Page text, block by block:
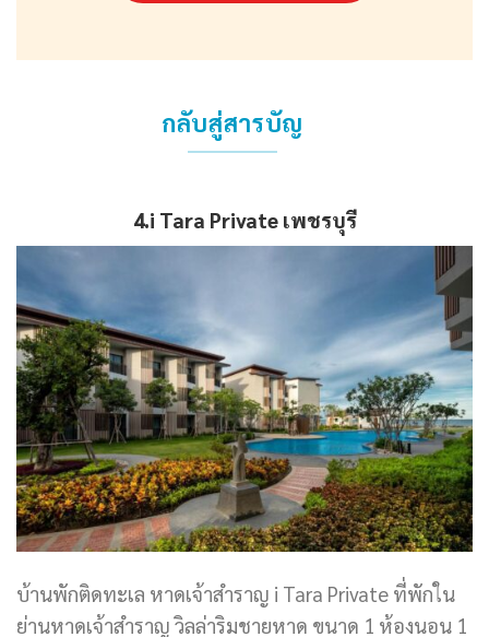
กลับสู่สารบัญ
4.i Tara Private เพชรบุรี
บ้านพักติดทะเล หาดเจ้าสำราญ i Tara Private ที่พักใน
ย่านหาดเจ้าสำราญ วิลล่าริมชายหาด ขนาด 1 ห้องนอน 1